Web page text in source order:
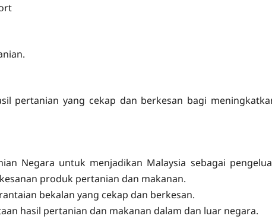
pertanian yang cekap dan berkesan bagi
Negara untuk menjadikan Malaysia sebagai
produk pertanian dan makanan.
bekalan yang cekap dan berkesan.
hasil pertanian dan makanan dalam dan luar negara.